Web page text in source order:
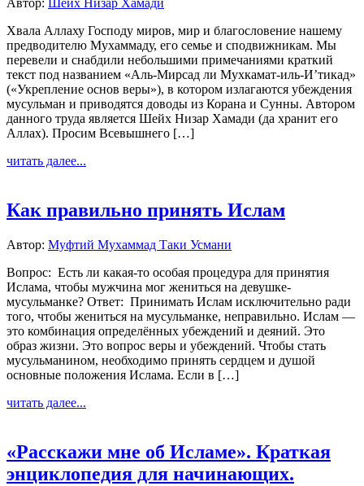
Автор:
Шейх Низар Хамади
Хвала Аллаху Господу миров, мир и благословение нашему
предводителю Мухаммаду, его семье и сподвижникам. Мы
перевели и снабдили небольшими примечаниями краткий
текст под названием «Аль-Мирсад ли Мухкамат-иль-И’тикад»
(«Укрепление основ веры»), в котором излагаются убеждения
мусульман и приводятся доводы из Корана и Сунны. Автором
данного труда является Шейх Низар Хамади (да хранит его
Аллах). Просим Всевышнего […]
читать далее...
Как правильно принять Ислам
Автор: Муфтий Мухаммад Таки Усмани
Вопрос: Есть ли какая-то особая процедура для принятия
Ислама, чтобы мужчина мог жениться на девушке-
мусульманке? Ответ: Принимать Ислам исключительно ради
того, чтобы жениться на мусульманке, неправильно. Ислам —
это комбинация определённых убеждений и деяний. Это
образ жизни. Это вопрос веры и убеждений. Чтобы стать
мусульманином, необходимо принять сердцем и душой
основные положения Ислама. Если в […]
читать далее...
«Расскажи мне об Исламе». Краткая
энциклопедия для начинающих.